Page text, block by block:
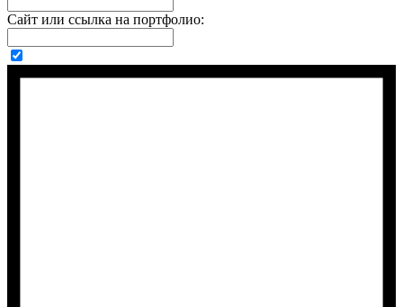
Сайт или ссылка на портфолио: